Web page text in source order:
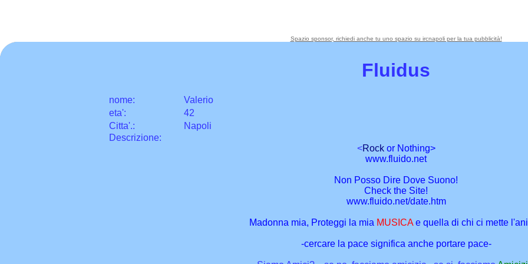
Spazio sponsor, richiedi anche tu uno spazio su ircnapoli per la tua pubblicità!
Fluidus
nome:
Valerio
eta':
42
Citta'.:
Napoli
Descrizione:
<Rock or Nothing>
www.fluido.net
Non Posso Dire Dove Suono!
Check the Site!
www.fluido.net/date.htm
Madonna mia, Proteggi la mia MUSICAe quella di chi ci mette
-cercare la pace significa anche portare pace-